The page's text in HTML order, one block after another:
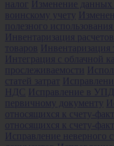
налог Изменение данных
воинскому учету
полезного
Инвентаризация
товаров
Интеграция с облачной
прослеживаемости
статей затрат
НДС
Исправление в УПД
первичному документу
относящихся к счету-
относящихся к счету-
Исправление неверного